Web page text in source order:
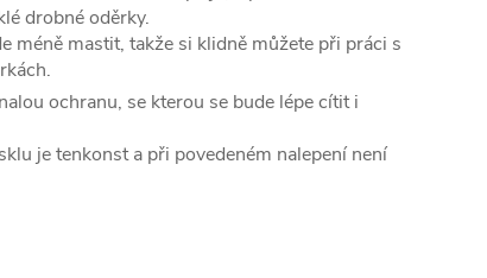
drobné oděrky.
méně mastit, takže si klidně můžete při práci s
ochranu, se kterou se bude lépe cítit i
je tenkonst a při povedeném nalepení není